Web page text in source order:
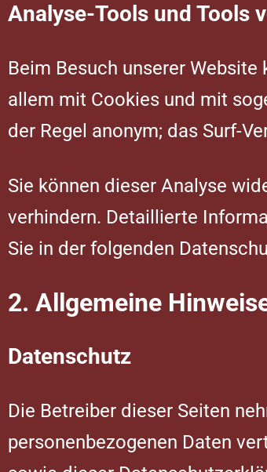
Analyse-Tools und Tools
Beim Besuch unserer
allem mit Cookies und mit
der Regel anonym; das Surf-
Sie können dieser Analyse
verhindern. Detaillierte
Sie in der folgenden
2. Allgemeine
Datenschutz
Die Betreiber dieser Seiten
personenbezogenen Daten